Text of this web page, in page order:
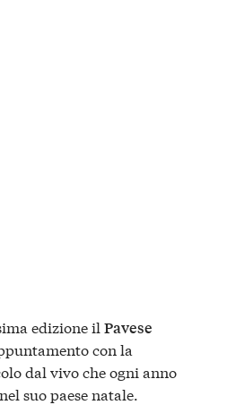
edizione il Pavese
con la
dal vivo che ogni anno
suo paese natale.